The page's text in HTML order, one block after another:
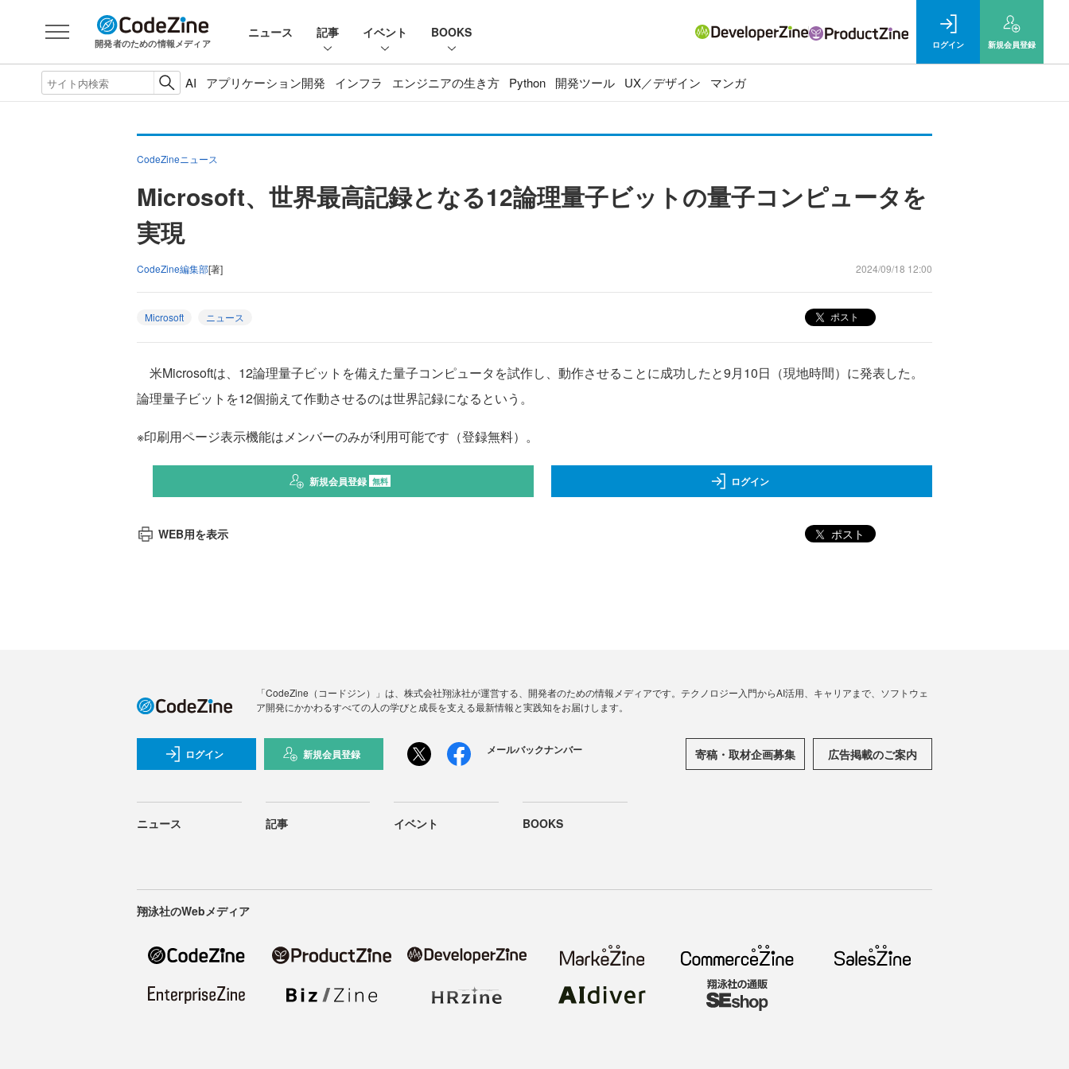
開発者のための情報メディア
ニュース 記事 イベント BOOKS
ログイン 新規会員登録
AI アプリケーション開発 インフラ エンジニアの生き方 Python 開発ツール UX／デザイン マンガ
CodeZineニュース
Microsoft、世界最高記録となる12論理量子ビットの量子コンピュータを
実現
CodeZine編集部[著] 2024/09/18 12:00
Microsoft ニュース ポスト
米Microsoftは、12論理量子ビットを備えた量子コンピュータを試作し、動作させることに成功したと9月10日（現地時間）に発表した。
論理量子ビットを12個揃えて作動させるのは世界記録になるという。
※印刷用ページ表示機能はメンバーのみが利用可能です（登録無料）。
新規会員登録 無料 ログイン
WEB用を表示 ポスト
「CodeZine（コードジン）」は、株式会社翔泳社が運営する、開発者のための情報メディアです。テクノロジー入門からAI活用、キャリアまで、ソフトウェ
ア開発にかかわるすべての人の学びと成長を支える最新情報と実践知をお届けします。
ログイン 新規会員登録 メールバックナンバー 寄稿・取材企画募集 広告掲載のご案内
ニュース 記事 イベント BOOKS
翔泳社のWebメディア